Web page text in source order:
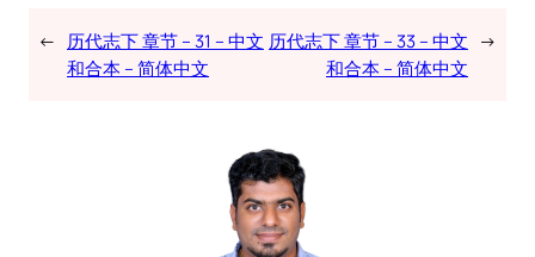
←
历代志下 章节 – 31 – 中文
和合本 – 简体中文
历代志下 章节 – 33 – 中文
和合本 – 简体中文
→